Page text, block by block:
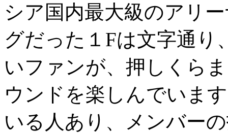
シア国内最大級のアリ
グだった１Fは文字通り
いファンが、押しくら
ウンドを楽しんでいま
いる人あり、メンバー